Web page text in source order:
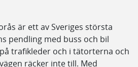
är ett av Sveriges största
pendling med buss och bil
trafikleder och i tätorterna och
räcker inte till. Med